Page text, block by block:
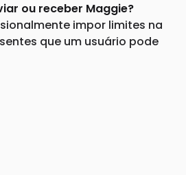
ou receber Maggie?
impor limites na
que um usuário pode